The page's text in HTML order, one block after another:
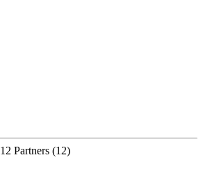
12 Partners (12)